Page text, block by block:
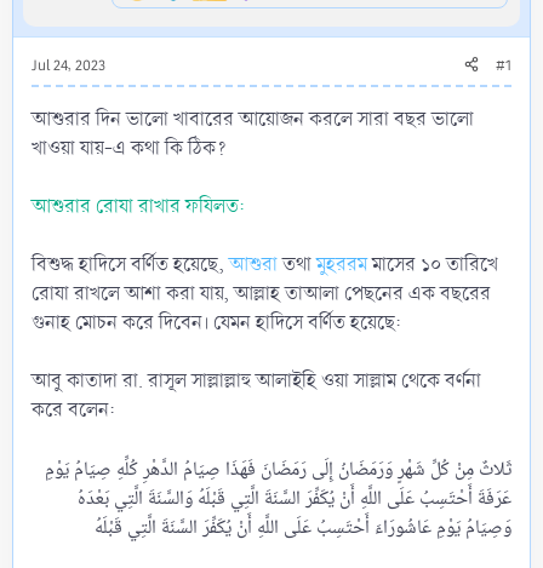
Jul 24, 2023 #1
আশুরার দিন ভালো খাবারের আয়োজন করলে সারা বছর ভালো
খাওয়া যায়-এ কথা কি ঠিক?
আশুরার রোযা রাখার ফযিলত:
বিশুদ্ধ হাদিসে বর্ণিত হয়েছে,আশুরাতথামুহররমমাসের ১০ তারিখে
রোযা রাখলে আশা করা যায়, আল্লাহ তাআলা পেছনের এক বছরের
গুনাহ মোচন করে দিবেন। যেমন হাদিসে বর্ণিত হয়েছে:
আবু কাতাদা রা. রাসূল সাল্লাল্লাহু আলাইহি ওয়া সাল্লাম থেকে বর্ণনা
করে বলেন:
ثَلاثٌ مِنْ كُلِّ شَهْرٍ وَرَمَضَانُ إِلَى رَمَضَانَ فَهَذَا صِيَامُ الدَّهْرِ كُلِّهِ صِيَامُ يَوْمِ
عَرَفَةَ أَحْتَسِبُ عَلَى اللَّهِ أَنْ يُكَفِّرَ السَّنَةَ الَّتِي قَبْلَهُ وَالسَّنَةَ الَّتِي بَعْدَهُ